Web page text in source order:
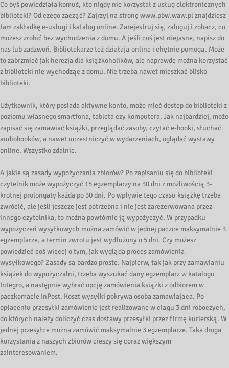
Co byś powiedziała komuś, kto nigdy nie korzystał z usług elektronicznych
biblioteki? Od czego zacząć? Zajrzyj na stronę www.pbw.waw.pl znajdziesz
tam zakładkę e-usługi i katalog online. Zarejestruj się, zaloguj i zobacz, co
możesz zrobić bez wychodzenia z domu. A jeśli coś jest niejasne, napisz do
nas lub zadzwoń. Bibliotekarze też działają online i chętnie pomogą. Może
to zabrzmieć jak herezja dla książkoholików, ale naprawdę można korzystać
z biblioteki nie wychodząc z domu. Nie trzeba nawet mieszkać blisko
biblioteki.
Użytkownik, który posiada aktywne konto, może mieć dostęp do biblioteki z
poziomu własnego smartfona, tableta czy komputera. Jak najbardziej, może
zapisać się zamawiać książki, przeglądać zasoby, czytać e-booki, słuchać
audiobooków, a nawet uczestniczyć w wydarzeniach, oglądać wystawy
online. Wszystko zdalnie.
A jakie są zasady wypożyczania zbiorów? Po zapisaniu się do biblioteki
czytelnik może wypożyczyć 15 egzemplarzy na 30 dni z możliwością 3-
krotnej prolongaty każda po 30 dni. Po wpływie tego czasu książkę trzeba
zwrócić, ale jeśli jeszcze jest potrzebna i nie jest zarezerwowana przez
innego czytelnika, to można powtórnie ją wypożyczyć. W przypadku
wypożyczeń wysyłkowych można zamówić w jednej paczce maksymalnie 3
egzemplarze, a termin zwrotu jest wydłużony o 5 dni. Czy możesz
powiedzieć coś więcej o tym, jak wygląda proces zamówienia
wysyłkowego? Zasady są bardzo proste. Najpierw, tak jak przy zamawianiu
książek do wypożyczalni, trzeba wyszukać dany egzemplarz w katalogu
Integro, a następnie wybrać opcję zamówienia książki z odbiorem w
paczkomacie InPost. Koszt wysyłki pokrywa osoba zamawiająca. Po
opłaceniu przesyłki zamówienie jest realizowane w ciągu 3 dni roboczych,
do których należy doliczyć czas dostawy przesyłki przez firmę kurierską. W
jednej przesyłce można zamówić maksymalnie 3 egzemplarze. Taka droga
korzystania z naszych zbiorów cieszy się coraz większym
zainteresowaniem.